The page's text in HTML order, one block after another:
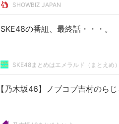
SHOWBIZ JAPAN
SKE48の番組、最終話・・・。
SKE48まとめはエメラルド（まとえめ）
【乃木坂46】ノブコブ吉村のら